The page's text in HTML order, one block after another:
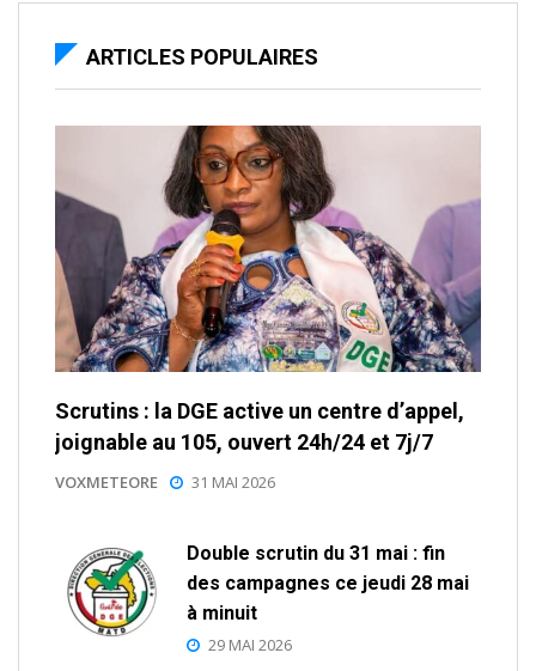
ARTICLES POPULAIRES
Scrutins : la DGE active un centre d’appel,
joignable au 105, ouvert 24h/24 et 7j/7
VOXMETEORE 31 MAI 2026
Double scrutin du 31 mai : fin
des campagnes ce jeudi 28 mai
à minuit
29 MAI 2026